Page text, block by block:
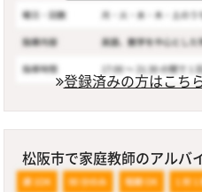
登録済みの方はこち
松阪市で家庭教師のアルバ